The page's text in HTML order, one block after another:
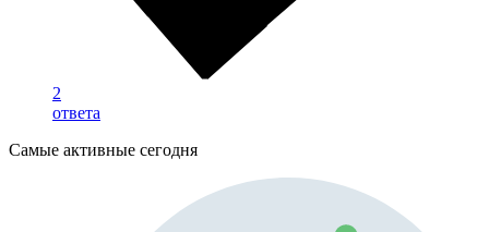
2
ответа
Самые активные сегодня